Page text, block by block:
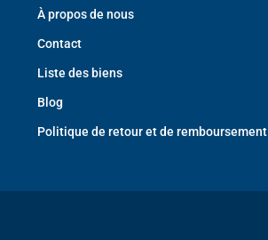
À propos de nous
Contact
Liste des biens
Blog
Politique de retour et de remboursement